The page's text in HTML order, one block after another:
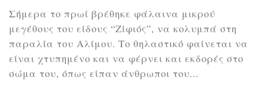
Σήμερα το πρωί βρέθηκε φάλαινα μικρού
μεγέθους του είδους “Ζίφιός”, να κολυμπά στη
παραλία του Αλίμου. Το θηλαστικό φαίνεται να
είναι χτυπημένο και να φέρνει και εκδορές στο
σώμα του, όπως είπαν άνθρωποι του...